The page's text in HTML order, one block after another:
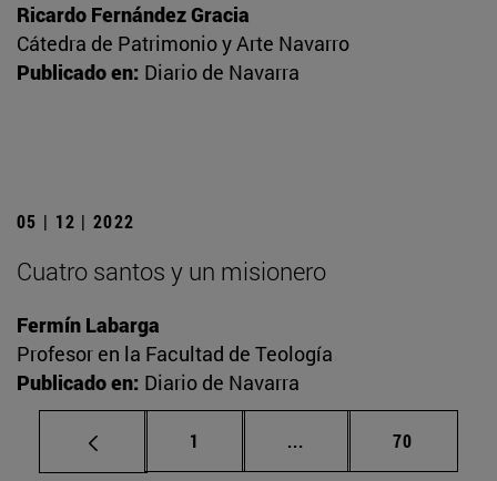
Ricardo Fernández Gracia
Cátedra de Patrimonio y Arte Navarro
Publicado en: Diario de Navarra
05 | 12 | 2022
Cuatro santos y un misionero
Fermín Labarga
Profesor en la Facultad de Teología
Publicado en: Diario de Navarra
Página
1 ... Páginas intermedias
Página
70